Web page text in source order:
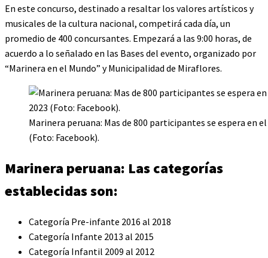
En este concurso, destinado a resaltar los valores artísticos y
musicales de la cultura nacional, competirá cada día, un
promedio de 400 concursantes. Empezará a las 9:00 horas, de
acuerdo a lo señalado en las Bases del evento, organizado por
“Marinera en el Mundo” y Municipalidad de Miraflores.
Marinera peruana: Mas de 800 participantes se espera en
(Foto: Facebook).
Marinera peruana: Las categorías
establecidas son:
Categoría Pre-infante 2016 al 2018
Categoría Infante 2013 al 2015
Categoría Infantil 2009 al 2012